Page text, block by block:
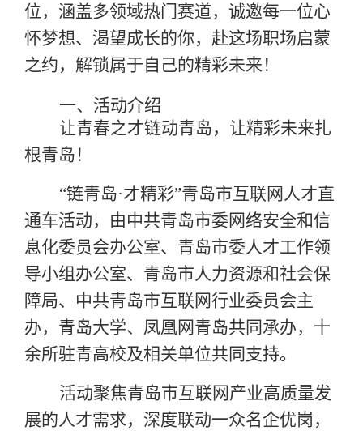
位，涵盖多领域热门赛道，诚邀每一位心
怀梦想、渴望成长的你，赴这场职场启蒙
之约，解锁属于自己的精彩未来！
一、活动介绍
让青春之才链动青岛，让精彩未来扎
根青岛！
“链青岛·才精彩”青岛市互联网人才直
通车活动，由中共青岛市委网络安全和信
息化委员会办公室、青岛市委人才工作领
导小组办公室、青岛市人力资源和社会保
障局、中共青岛市互联网行业委员会主
办，青岛大学、凤凰网青岛共同承办，十
余所驻青高校及相关单位共同支持。
活动聚焦青岛市互联网产业高质量发
展的人才需求，深度联动一众名企优岗，